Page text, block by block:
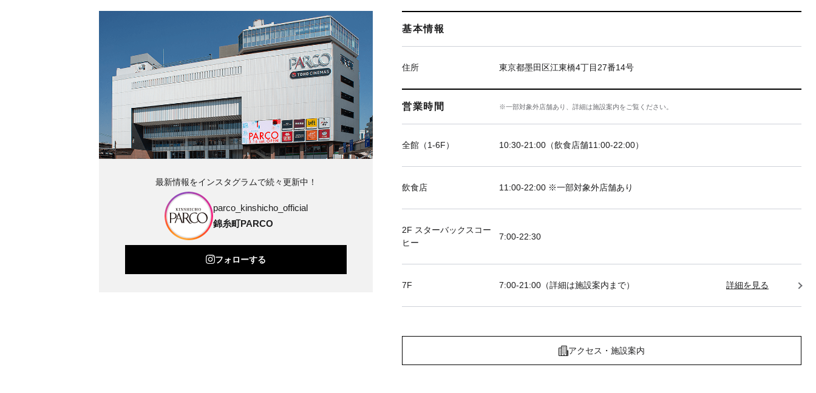
基本情報
住所 東京都墨田区江東橋4丁目27番14号
営業時間 ※一部対象外店舗あり、詳細は施設案内をご覧ください。
全館（1-6F） 10:30-21:00（飲食店舗11:00-22:00）
飲食店 11:00-22:00 ※一部対象外店舗あり
2F スターバックスコー
ヒー
7:00-22:30
7F 7:00-21:00（詳細は施設案内まで） 詳細を見る
アクセス・施設案内
最新情報をインスタグラムで続々更新中！
parco_kinshicho_official
錦糸町PARCO
フォローする